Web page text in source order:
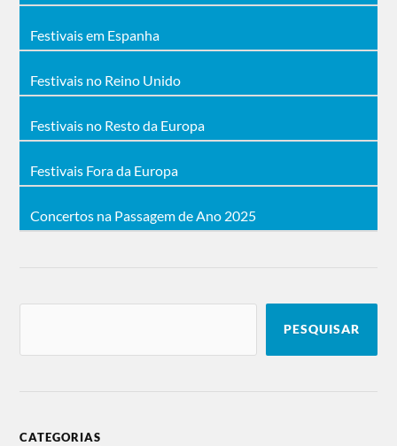
Festivais em Espanha
Festivais no Reino Unido
Festivais no Resto da Europa
Festivais Fora da Europa
Concertos na Passagem de Ano 2025
PESQUISAR
CATEGORIAS